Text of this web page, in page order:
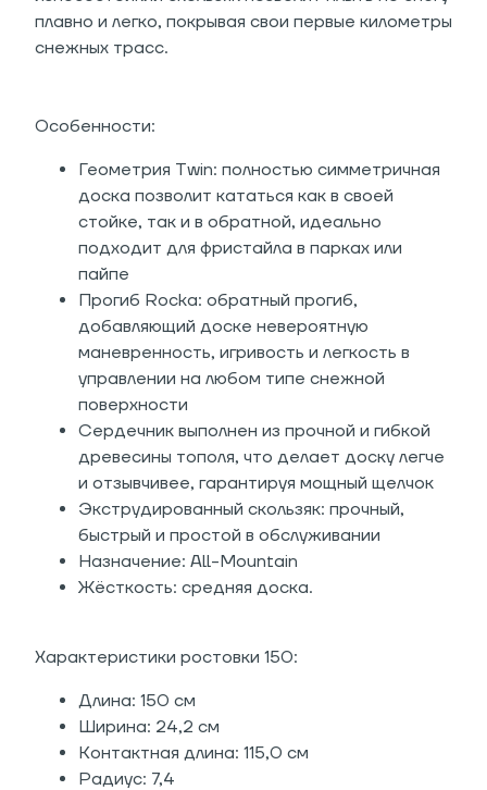
плавно и легко, покрывая свои первые километры
снежных трасс.
Особенности:
Геометрия Twin: полностью симметричная
доска позволит кататься как в своей
стойке, так и в обратной, идеально
подходит для фристайла в парках или
пайпе
Прогиб Rocka: обратный прогиб,
добавляющий доске невероятную
маневренность, игривость и легкость в
управлении на любом типе снежной
поверхности
Сердечник выполнен из прочной и гибкой
древесины тополя, что делает доску легче
и отзывчивее, гарантируя мощный щелчок
Экструдированный скользяк: прочный,
быстрый и простой в обслуживании
Назначение: All-Mountain
Жёсткость: средняя доска.
Характеристики ростовки 150:
Длина: 150 см
Ширина: 24,2 см
Контактная длина: 115,0 см
Радиус: 7,4